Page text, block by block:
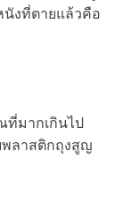
นังที่ตายแล้วคือ
ที่มากเกินไป
พลาสติกถุงสูญ